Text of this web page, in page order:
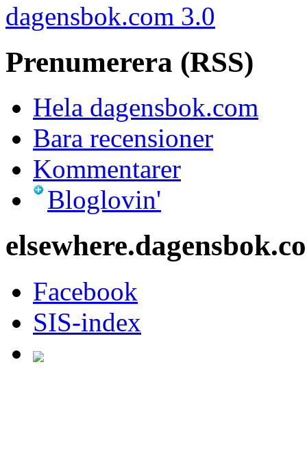
dagensbok.com 3.0
Prenumerera (RSS)
Hela dagensbok.com
Bara recensioner
Kommentarer
Bloglovin'
Facebook
SIS-index